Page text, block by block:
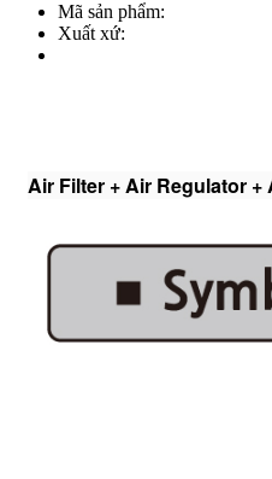
Mã sản phẩm:
Xuất xứ:
Air Filter + Air Regulator